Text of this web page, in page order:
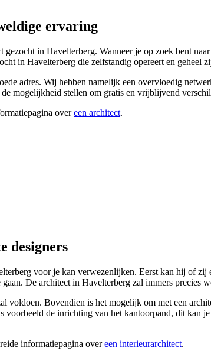
ervaring
in Havelterberg. Wanneer je op zoek bent
in Havelterberg die zelfstandig opereert en geheel
adres. Wij hebben namelijk een overvloedig
mogelijkheid stellen om gratis en vrijblijvend
overeen architect.
designers
voor je kan verwezenlijken. Eerst kan hij of
De architect in Havelterberg zal immers
voldoen. Bovendien is het mogelijk om met een
de inrichting van het kantoorpand, dit kan
informatiepagina overeen interieurarchitect.